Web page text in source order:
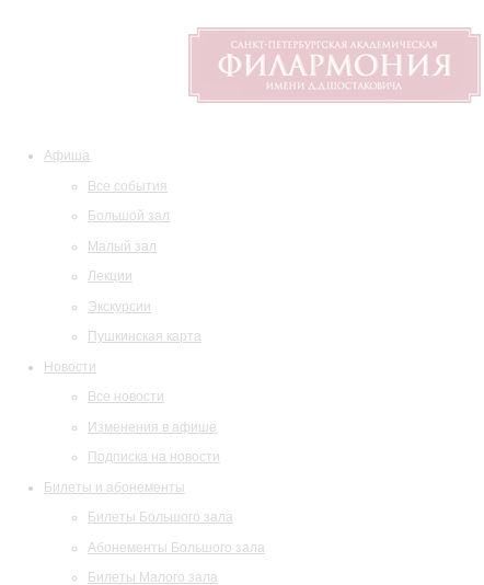
Афиша
Все события
Большой зал
Малый зал
Лекции
Экскурсии
Пушкинская карта
Новости
Все новости
Изменения в афише
Подписка на новости
Билеты и абонементы
Билеты Большого зала
Абонементы Большого зала
Билеты Малого зала